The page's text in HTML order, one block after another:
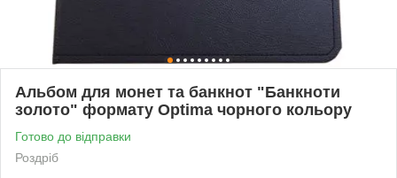
Альбом для монет та банкнот "Банкноти
золото" формату Optima чорного кольору
Готово до відправки
Роздріб